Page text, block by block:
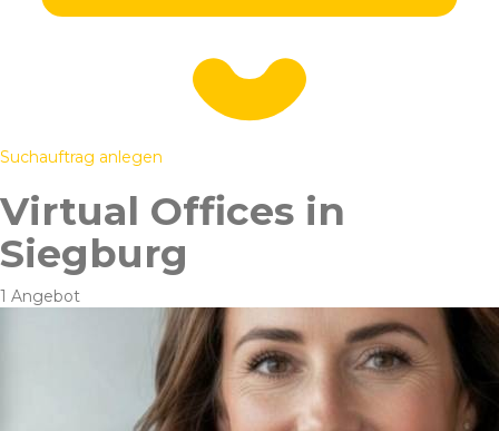
Suchauftrag anlegen
Virtual Offices in
Siegburg
1 Angebot